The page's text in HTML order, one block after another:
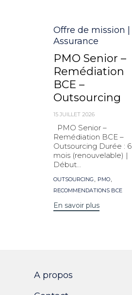
Catégorie
Offre de mission |
Assurance
PMO Senior –
Remédiation
BCE –
Outsourcing
15 JUILLET 2026
PMO Senior –
Remédiation BCE –
Outsourcing Durée : 6
mois (renouvelable) |
Début...
Mots
clés
OUTSOURCING , PMO,
RECOMMENDATIONS BCE
En savoir plus
A propos